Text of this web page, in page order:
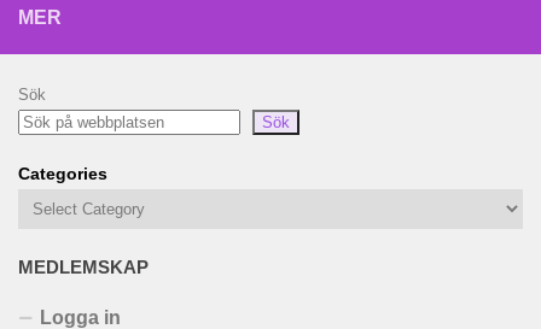
MER
Sök
Sök
Categories
MEDLEMSKAP
Logga in